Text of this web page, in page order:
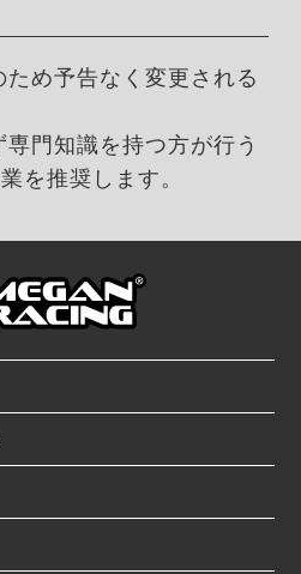
め予告なく変更される
門知識を持つ方が行う
を推奨します。